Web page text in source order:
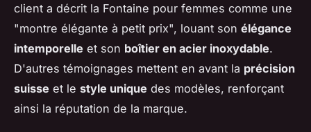
client a décrit la Fontaine pour femmes comme une
"montre élégante à petit prix", louant son élégance
intemporelle et son boîtier en acier inoxydable.
D'autres témoignages mettent en avant la précision
suisse et le style unique des modèles, renforçant
ainsi la réputation de la marque.